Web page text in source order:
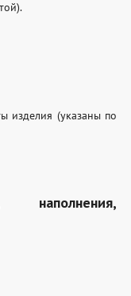
изделия (указаны по
наполнения,